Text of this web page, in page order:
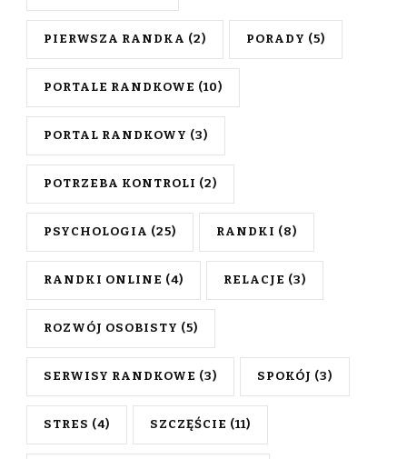
PIERWSZA RANDKA (2) PORADY (5)
PORTALE RANDKOWE (10)
PORTAL RANDKOWY (3)
POTRZEBA KONTROLI (2)
PSYCHOLOGIA (25) RANDKI (8)
RANDKI ONLINE (4) RELACJE (3)
ROZWÓJ OSOBISTY (5)
SERWISY RANDKOWE (3) SPOKÓJ (3)
STRES (4) SZCZĘŚCIE (11)